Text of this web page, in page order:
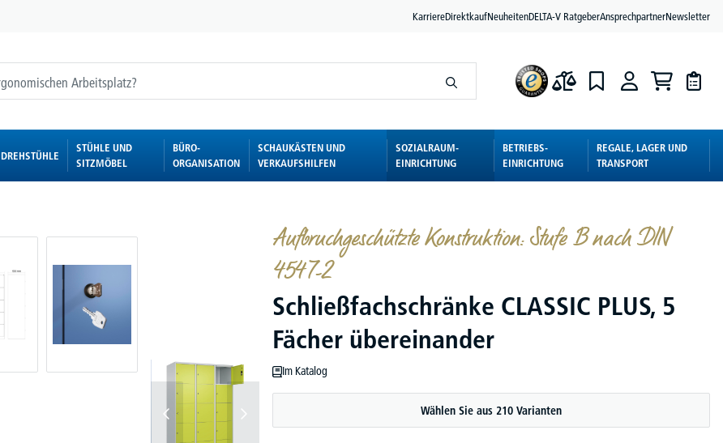
KarriereDirektkaufNeuheitenDELTA-V RatgeberAnsprechpartnerNewsletter
DREHSTÜHLE
STÜHLE UND
SITZMÖBEL
BÜRO-
ORGANISATION
SCHAUKÄSTEN UND
VERKAUFSHILFEN
SOZIALRAUM-
EINRICHTUNG
BETRIEBS-
EINRICHTUNG
REGALE, LAGER UND
TRANSPORT
Aufbruchgeschützte Konstruktion: Stufe B nach DIN
4547-2
Schließfachschränke CLASSIC PLUS, 5
Fächer übereinander
Im Katalog
Wählen Sie aus 210 Varianten